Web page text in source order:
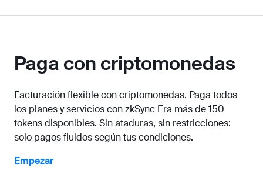
Paga con criptomonedas
Facturación flexible con criptomonedas. Paga todos
los planes y servicios con zkSync Era más de 150
tokens disponibles. Sin ataduras, sin restricciones:
solo pagos fluidos según tus condiciones.
Empezar